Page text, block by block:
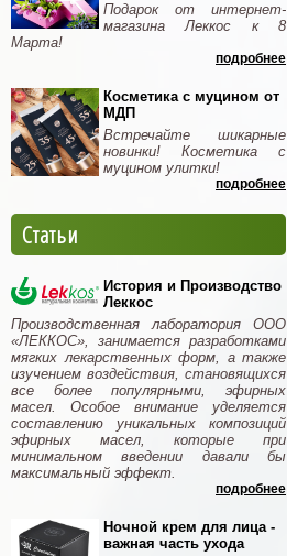
Подарок от интернет-
магазина Леккос к 8
Марта!
подробнее
Косметика с муцином от
МДП
Встречайте шикарные
новинки! Косметика с
муцином улитки!
подробнее
Статьи
История и Производство
Леккос
Производственная лаборатория ООО
«ЛЕККОС», занимается разработками
мягких лекарственных форм, а также
изучением воздействия, становящихся
все более популярными, эфирных
масел. Особое внимание уделяется
составлению уникальных композиций
эфирных масел, которые при
минимальном введении давали бы
максимальный эффект.
подробнее
Ночной крем для лица -
важная часть ухода